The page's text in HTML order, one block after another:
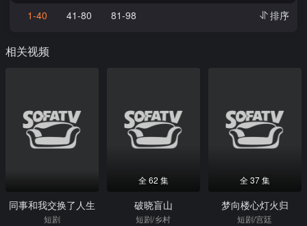
1-40 41-80 81-98 排序
相关视频
同事和我交换了人生
短剧
全 62 集
破晓盲山
短剧/乡村
全 37 集
梦向楼心灯火归
短剧/宫廷